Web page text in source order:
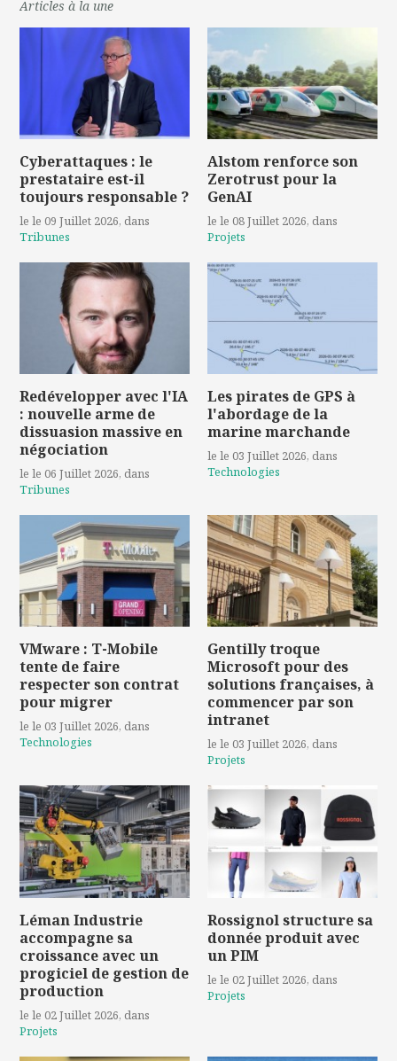
Articles à la une
Cyberattaques : le
prestataire est-il
toujours responsable ?
le le 09 Juillet 2026, dans
Tribunes
Alstom renforce son
Zerotrust pour la
GenAI
le le 08 Juillet 2026, dans
Projets
Redévelopper avec l'IA
: nouvelle arme de
dissuasion massive en
négociation
le le 06 Juillet 2026, dans
Tribunes
Les pirates de GPS à
l'abordage de la
marine marchande
le le 03 Juillet 2026, dans
Technologies
VMware : T-Mobile
tente de faire
respecter son contrat
pour migrer
le le 03 Juillet 2026, dans
Technologies
Gentilly troque
Microsoft pour des
solutions françaises, à
commencer par son
intranet
le le 03 Juillet 2026, dans
Projets
Léman Industrie
accompagne sa
croissance avec un
progiciel de gestion de
production
le le 02 Juillet 2026, dans
Projets
Rossignol structure sa
donnée produit avec
un PIM
le le 02 Juillet 2026, dans
Projets